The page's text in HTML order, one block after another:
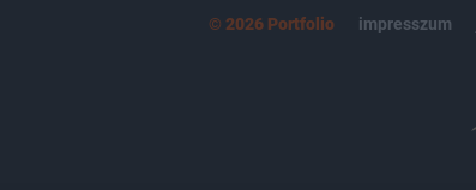
© 2026 Portfolio impresszum